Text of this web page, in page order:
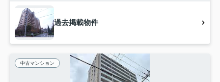
過去掲載物件
中古マンション